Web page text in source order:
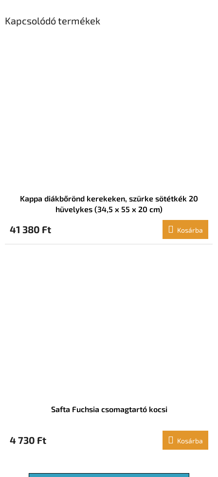
Kapcsolódó termékek
Kappa diákbőrönd kerekeken, szürke sötétkék 20
hüvelykes (34,5 x 55 x 20 cm)
41 380 Ft Kosárba
Safta Fuchsia csomagtartó kocsi
4 730 Ft Kosárba